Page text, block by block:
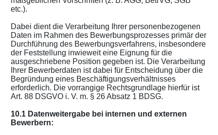
etc.).
Dabei dient die Verarbeitung Ihrer personenbezogenen
Daten im Rahmen des Bewerbungsprozesses primär der
Durchführung des Bewerbungsverfahrens, insbesondere
der Feststellung inwieweit eine Eignung für die
ausgeschriebene Position gegeben ist. Die Verarbeitung
Ihrer Bewerberdaten ist dabei für Entscheidung über die
Begründung eines Beschäftigungsverhältnisses
erforderlich. Die vorrangige Rechtsgrundlage hierfür ist
Art. 88 DSGVO i. V. m. § 26 Absatz 1 BDSG.
10.1 Datenweitergabe bei internen und externen
Bewerbern: